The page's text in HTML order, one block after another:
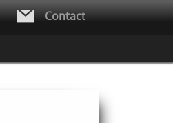
Contact